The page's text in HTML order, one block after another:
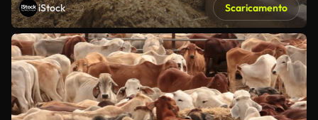
iStock Scaricamento